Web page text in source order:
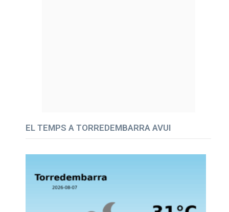
EL TEMPS A TORREDEMBARRA AVUI